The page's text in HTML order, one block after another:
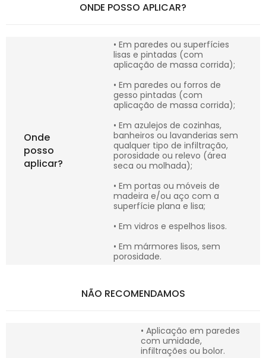
ONDE POSSO APLICAR?
Onde
posso
aplicar?
• Em paredes ou superfícies
lisas e pintadas (com
aplicação de massa corrida);
• Em paredes ou forros de
gesso pintadas (com
aplicação de massa corrida);
• Em azulejos de cozinhas,
banheiros ou lavanderias sem
qualquer tipo de infiltração,
porosidade ou relevo (área
seca ou molhada);
• Em portas ou móveis de
madeira e/ou aço com a
superfície plana e lisa;
• Em vidros e espelhos lisos.
• Em mármores lisos, sem
porosidade.
NÃO RECOMENDAMOS
• Aplicação em paredes
com umidade,
infiltrações ou bolor.